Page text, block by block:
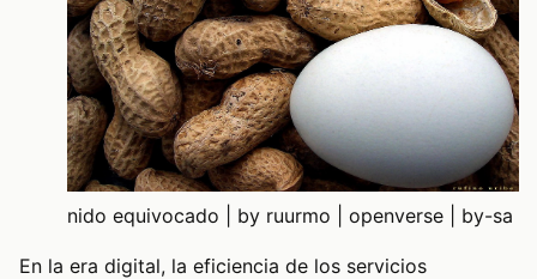
nido equivocado | by ruurmo | openverse | by-sa
En la era digital, la eficiencia de los servicios